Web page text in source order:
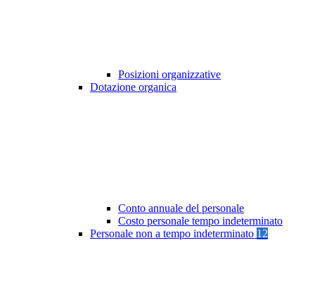
Posizioni organizzative
Dotazione organica
Conto annuale del personale
Costo personale tempo indeterminato
Personale non a tempo indeterminato 12